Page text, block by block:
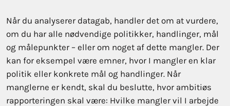
Når du analyserer datagab, handler det om at vurdere,
om du har alle nødvendige politikker, handlinger, mål
og målepunkter – eller om noget af dette mangler. Der
kan for eksempel være emner, hvor I mangler en klar
politik eller konkrete mål og handlinger. Når
manglerne er kendt, skal du beslutte, hvor ambitiøs
rapporteringen skal være: Hvilke mangler vil I arbejde